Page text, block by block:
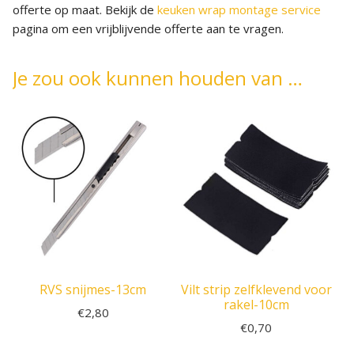
offerte op maat. Bekijk de keuken wrap montage service
pagina om een vrijblijvende offerte aan te vragen.
Je zou ook kunnen houden van …
RVS snijmes-13cm
€2,80
Vilt strip zelfklevend voor
rakel-10cm
€0,70